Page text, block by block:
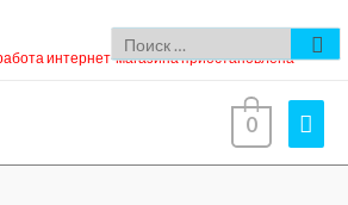
интернет-магазина приостановлена
0